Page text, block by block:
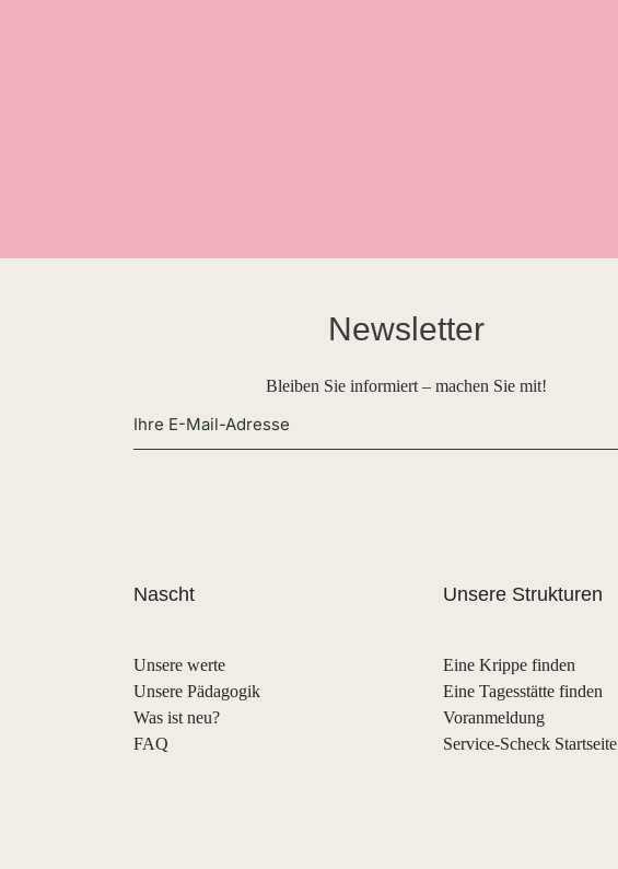
Newsletter
Bleiben Sie informiert – machen Sie mit!
Nascht
Unsere werte
Unsere Pädagogik
Was ist neu?
FAQ
Unsere Strukturen
Eine Krippe finden
Eine Tagesstätte finden
Voranmeldung
Service-Scheck Startseite